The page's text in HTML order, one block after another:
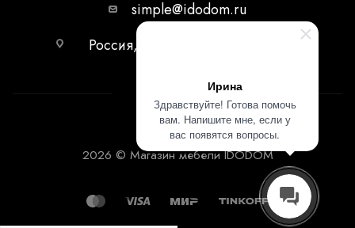
Ирина
Здравствуйте! Готова помочь
вам. Напишите мне, если у
вас появятся вопросы.
simple@idodom.ru
Россия, г.Москва, МЦ Гранд-2,
2026 © Магазин мебели IDODOM